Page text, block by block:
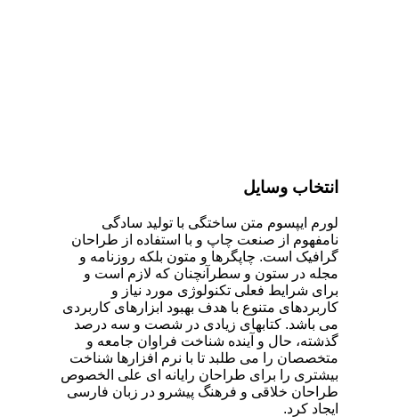
انتخاب وسایل
لورم ایپسوم متن ساختگی با تولید سادگی
نامفهوم از صنعت چاپ و با استفاده از طراحان
گرافیک است. چاپگرها و متون بلکه روزنامه و
مجله در ستون و سطرآنچنان که لازم است و
برای شرایط فعلی تکنولوژی مورد نیاز و
کاربردهای متنوع با هدف بهبود ابزارهای کاربردی
می باشد. کتابهای زیادی در شصت و سه درصد
گذشته، حال و آینده شناخت فراوان جامعه و
متخصصان را می طلبد تا با نرم افزارها شناخت
بیشتری را برای طراحان رایانه ای علی الخصوص
طراحان خلاقی و فرهنگ پیشرو در زبان فارسی
ایجاد کرد.